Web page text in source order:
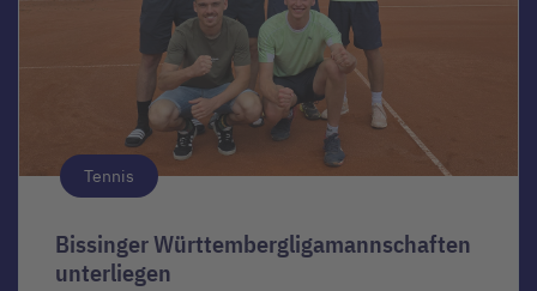
Tennis
Bissinger Württembergligamannschaften
unterliegen